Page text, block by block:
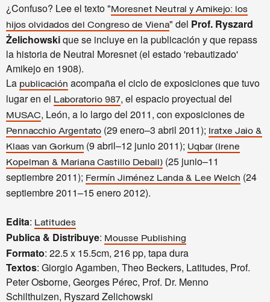
¿Confuso? Lee el texto "Moresnet Neutral y Amikejo: los
hijos olvidados del Congreso de Viena" del Prof. Ryszard
Żelichowskique se incluye en la publicación y que repass
la historia de Neutral Moresnet (el estado 'rebautizado'
Amikejo en 1908).
La publicación acompaña el ciclo de exposiciones que tuvo
lugar en el Laboratorio 987, el espacio proyectual del
MUSAC, León, a lo largo del 2011, con exposiciones de
Pennacchio Argentato (29 enero–3 abril 2011);
Iratxe Jaio &
Klaas van Gorkum (9 abril–12 junio 2011); Uqbar (Irene
Kopelman & Mariana Castillo Deball) (25 junio–11
septiembre 2011); Fermín Jiménez Landa & Lee Welch (24
septiembre 2011–15 enero 2012).
Edita: Latitudes
Publica & Distribuye: Mousse Publishing
Formato: 22.5 x 15.5cm, 216 pp, tapa dura
Textos: Giorgio Agamben, Theo Beckers, Latitudes, Prof.
Peter Osborne, Georges Pérec, Prof. Dr. Menno
Schilthuizen, Ryszard Zelichowski